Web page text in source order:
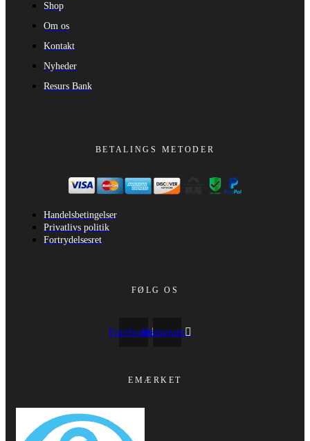
Shop
Om os
Kontakt
Nyheder
Resurs Bank
BETALINGS METODER
Handelsbetingelser
Privatlivs politik
Fortrydelsesret
FØLG OS
FacebookInstagram
EMÆRKET